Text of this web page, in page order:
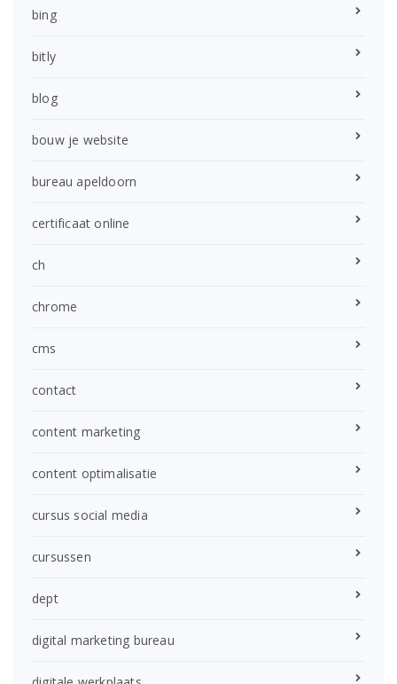
bing
bitly
blog
bouw je website
bureau apeldoorn
certificaat online
ch
chrome
cms
contact
content marketing
content optimalisatie
cursus social media
cursussen
dept
digital marketing bureau